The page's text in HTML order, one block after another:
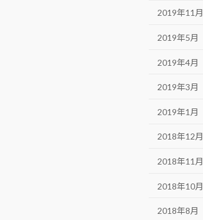
2019年11月
2019年5月
2019年4月
2019年3月
2019年1月
2018年12月
2018年11月
2018年10月
2018年8月